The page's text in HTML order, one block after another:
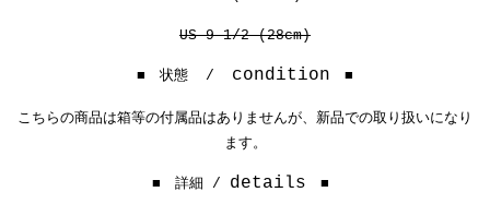
US 9 1/2 (28cm)
■ 状態 / condition ■
こちらの商品は箱等の付属品はありませんが、新品での取り扱いになり
ます。
■ 詳細 / details ■